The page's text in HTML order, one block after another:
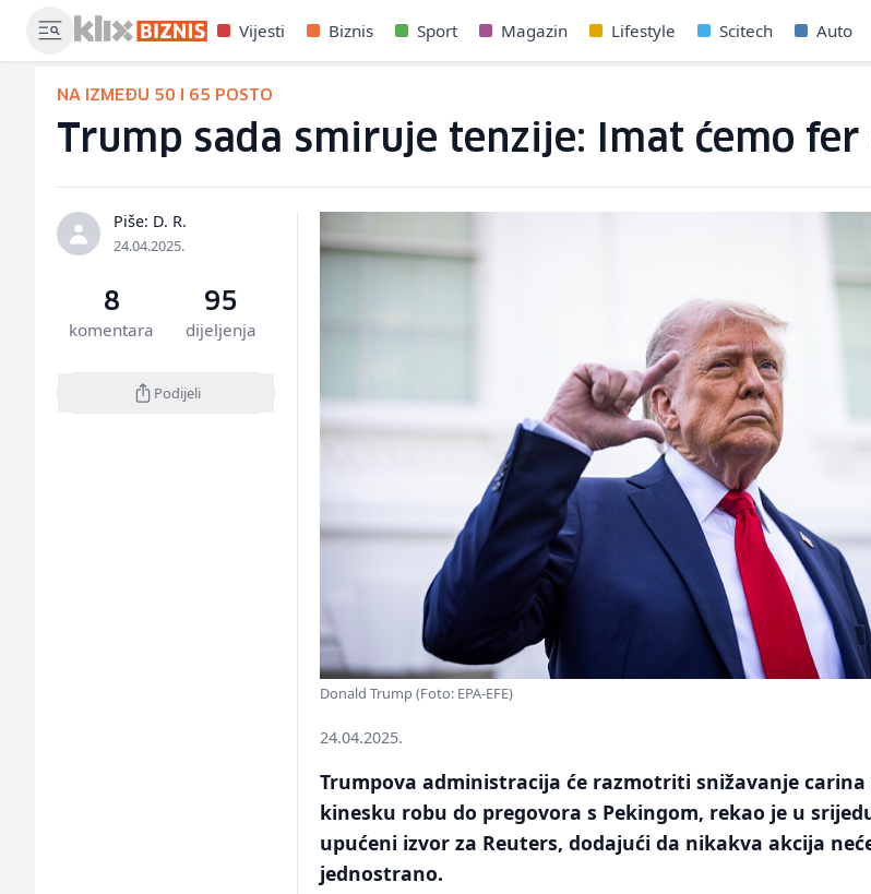
Vijesti Biznis Sport Magazin Lifestyle Scitech Auto
NA IZMEĐU 50 I 65 POSTO
Trump sada smiruje tenzije: Imat ćemo
Piše: D. R.
24.04.2025.
8
komentara
95
dijeljenja
Podijeli
Donald Trump (Foto: EPA-EFE)
24.04.2025.
Trumpova administracija će razmotriti snižavanje
kinesku robu do pregovora s Pekingom, rekao je u
upućeni izvor za Reuters, dodajući da nikakva akcija
jednostrano.